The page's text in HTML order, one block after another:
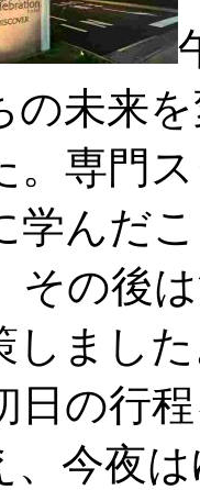
の未来
。専門
学んだ
その後
しまし
日の行
、今夜